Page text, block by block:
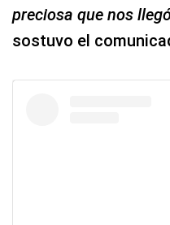
preciosa que nos
sostuvo el